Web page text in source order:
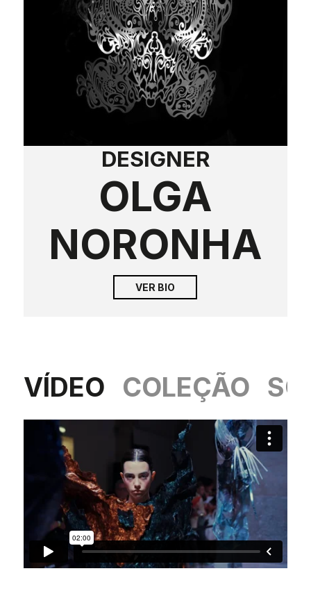
DESIGNER
OLGA
NORONHA
VER BIO
VÍDEO COLEÇÃO